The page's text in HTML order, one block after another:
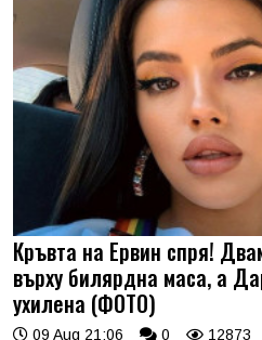
Кръвта на Ервин спря!
върху билярдна маса, а
ухилена (ФОТО)
09 Aug 21:06 0 12873